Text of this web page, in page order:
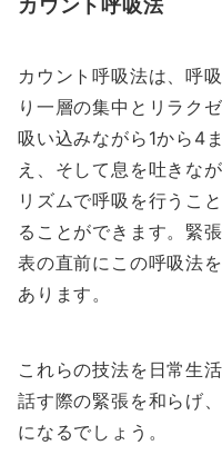
カウント呼吸法は、呼
り一層の集中とリラク
吸い込みながら1から4
え、そして息を吐きな
リズムで呼吸を行うこ
ることができます。緊
表の直前にこの呼吸法
あります。
これらの技法を日常生
話す際の緊張を和らげ
になるでしょう。